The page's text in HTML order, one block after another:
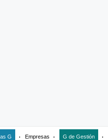
G Empresas G de Gestión